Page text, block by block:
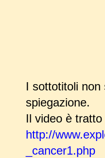
I sottotitoli
spiegazione.
Il video è tratto
http://
_cancer1.php